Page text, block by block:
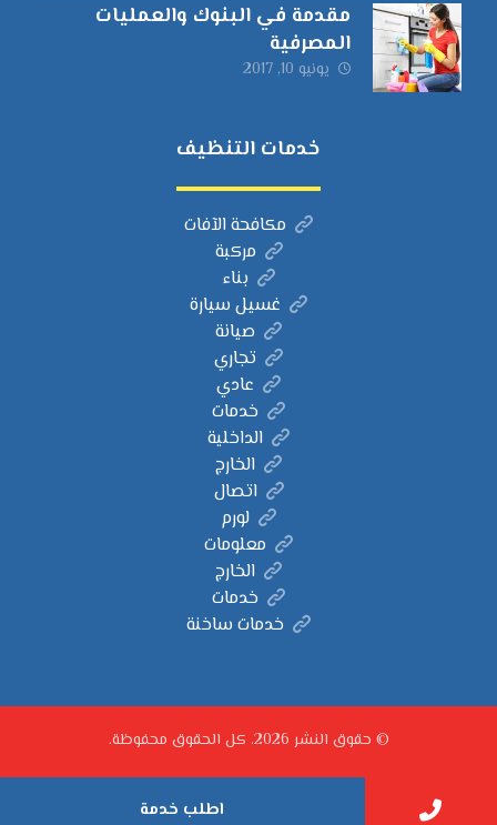
مقدمة في البنوك والعمليات
المصرفية
يونيو 10, 2017
خدمات التنظيف
مكافحة الآفات
مركبة
بناء
غسيل سيارة
صيانة
تجاري
عادي
خدمات
الداخلية
الخارج
اتصال
لورم
معلومات
الخارج
خدمات
خدمات ساخنة
© حقوق النشر 2026. كل الحقوق محفوظة.
اطلب خدمة